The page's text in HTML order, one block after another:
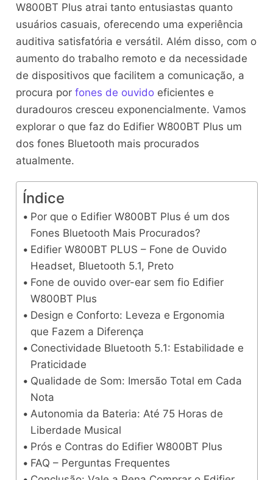
W800BT Plus atrai tanto entusiastas quanto
usuários casuais, oferecendo uma experiência
auditiva satisfatória e versátil. Além disso, com o
aumento do trabalho remoto e da necessidade
de dispositivos que facilitem a comunicação, a
procura por fones de ouvidoeficientes e
duradouros cresceu exponencialmente. Vamos
explorar o que faz do Edifier W800BT Plus um
dos fones Bluetooth mais procurados
atualmente.
Índice
Por que o Edifier W800BT Plus é um dos
Fones Bluetooth Mais Procurados?
Edifier W800BT PLUS – Fone de Ouvido
Headset, Bluetooth 5.1, Preto
Fone de ouvido over-ear sem fio Edifier
W800BT Plus
Design e Conforto: Leveza e Ergonomia
que Fazem a Diferença
Conectividade Bluetooth 5.1: Estabilidade e
Praticidade
Qualidade de Som: Imersão Total em Cada
Nota
Autonomia da Bateria: Até 75 Horas de
Liberdade Musical
Prós e Contras do Edifier W800BT Plus
FAQ – Perguntas Frequentes